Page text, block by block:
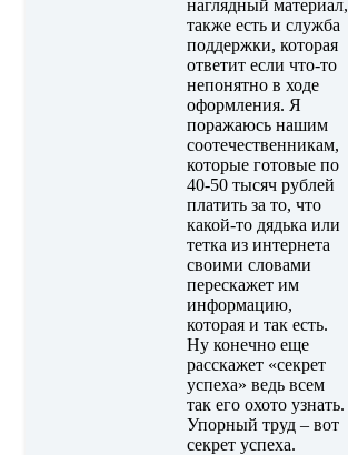
наглядный материал,
также есть и служба
поддержки, которая
ответит если что-то
непонятно в ходе
оформления. Я
поражаюсь нашим
соотечественникам,
которые готовые по
40-50 тысяч рублей
платить за то, что
какой-то дядька или
тетка из интернета
своими словами
перескажет им
информацию,
которая и так есть.
Ну конечно еще
расскажет «секрет
успеха» ведь всем
так его охото узнать.
Упорный труд – вот
секрет успеха.